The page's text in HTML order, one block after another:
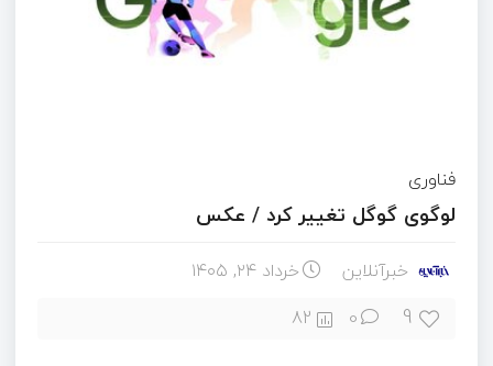
فناوری
لوگوی گوگل تغییر کرد / عکس
خبرآنلاین خرداد ۲۴, ۱۴۰۵
9
0
82